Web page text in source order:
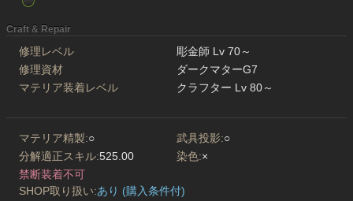
Craft & Repair
修理レベル
彫金師 Lv 70～
修理資材
ダークマターG7
マテリア装着レベル
クラフター Lv 80～
マテリア精製:○ 武具投影:○
分解適正スキル:525.00 染色:×
禁断装着不可
SHOP取り扱い:あり (購入条件付)